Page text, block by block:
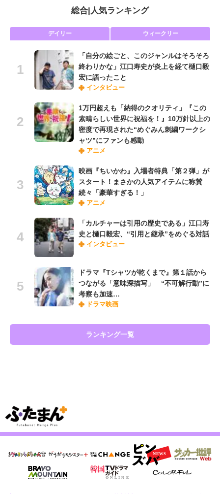
総合 人気ランキング
デイリー ウィークリー
「自分の絵ごと、このジャンルはそろそろ
終わりかな」江口寿史が炎上を経て樋口毅
宏に語ったこと
インタビュー
1万円超えも「納得のクオリティ」『この
素晴らしい世界に祝福を！』10万針以上の
密度で再現された“めぐみん刺繍ワークシ
ャツ”にファンも感動
アニメ
映画『ちいかわ』入場者特典「第２弾」が
スタート！まさかの人気アイテムに称賛
続々「豪華すぎる！」
アニメ
「カルチャーは引用の歴史である」江口寿
史と樋口毅宏、“引用と継承”をめぐる対話
インタビュー
ドラマ『Tシャツが乾くまで』第１話から
つながる「意味深描写」 “不可解行動”に
考察も加速…
ドラマ映画
ランキング一覧